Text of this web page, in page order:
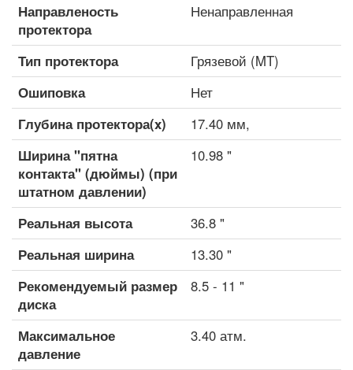
Направленость
протектора
Ненаправленная
Тип протектора
Грязевой (MT)
Ошиповка
Нет
Глубина протектора(x)
17.40 мм,
Ширина "пятна
контакта" (дюймы) (при
штатном давлении)
10.98 "
Реальная высота
36.8 "
Реальная ширина
13.30 "
Рекомендуемый размер
диска
8.5 - 11 "
Максимальное
давление
3.40 атм.